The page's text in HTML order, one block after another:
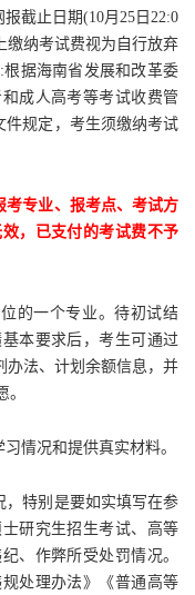
截止日期(10月25日22:0
缴纳考试费视为自行放弃
据海南省发展和改革委
成人高考等考试收费管
件规定，考生须缴纳考试
考专业、报考点、考试方
，已支付的考试费不予
的一个专业。待初试结
本要求后，考生可通过
办法、计划余额信息，并
情况和提供真实材料。
，特别是要如实填写在参
研究生招生考试、高等
、作弊所受处罚情况。
处理办法》《普通高等